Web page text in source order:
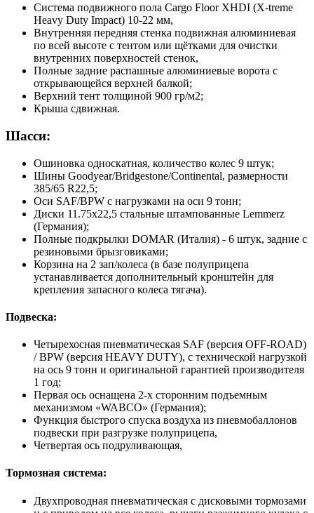
Система подвижного пола Cargo Floor XHDI (X-treme
Heavy Duty Impact) 10-22 мм,
Внутренняя передняя стенка подвижная алюминиевая
по всей высоте с тентом или щётками для очистки
внутренних поверхностей стенок,
Полные задние распашные алюминиевые ворота с
открывающейся верхней балкой;
Верхний тент толщиной 900 гр/м2;
Крыша сдвижная.
Шасси:
Ошиновка односкатная, количество колес 9 штук;
Шины Goodyear/Bridgestone/Continental, размерности
385/65 R22,5;
Оси SAF/BPW с нагрузками на оси 9 тонн;
Диски 11.75х22,5 стальные штампованные Lemmerz
(Германия);
Полные подкрылки DOMAR (Италия) - 6 штук, задние с
резиновыми брызговиками;
Корзина на 2 зап/колеса (в базе полуприцепа
устанавливается дополнительный кронштейн для
крепления запасного колеса тягача).
Подвеска:
Четырехосная пневматическая SAF (версия OFF-ROAD)
/ BPW (версия HEAVY DUTY), с технической нагрузкой
на ось 9 тонн и оригинальной гарантией производителя
1 год;
Первая ось оснащена 2-х сторонним подъемным
механизмом «WABCO» (Германия);
Функция быстрого спуска воздуха из пневмобаллонов
подвески при разгрузке полуприцепа,
Четвертая ось подруливающая,
Тормозная система:
Двухпроводная пневматическая с дисковыми тормозами